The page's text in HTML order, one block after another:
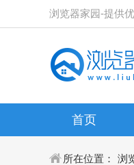
浏览器家园-提供
首页
所在位置： 浏